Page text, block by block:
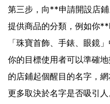
第三步，向**申請開設店
提供商品的分類，例如你
「珠寶首飾、手錶、眼鏡
你的目標使用者可以準確
的店鋪起個醒目的名字，
更多取決於名字是否吸引人